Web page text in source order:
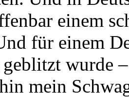
einem
für einem
wurde –
mein